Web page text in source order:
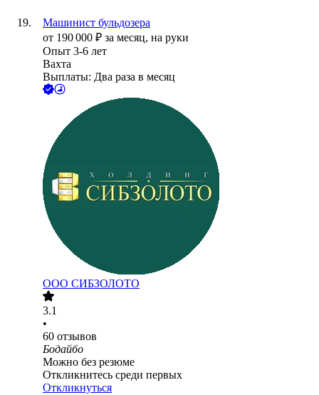
Машинист бульдозера
от 190 000 ₽ за месяц, на руки
Опыт 3-6 лет
Вахта
Выплаты: Два раза в месяц
ООО СИБЗОЛОТО
3.1
•
60 отзывов
Бодайбо
Можно без резюме
Откликнитесь среди первых
Откликнуться